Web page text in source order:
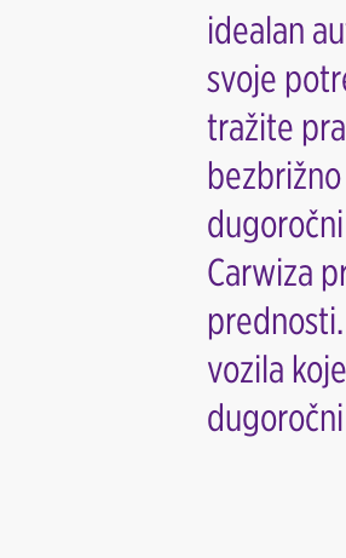
idealan
svoje
tražite
Carwiza
vozila